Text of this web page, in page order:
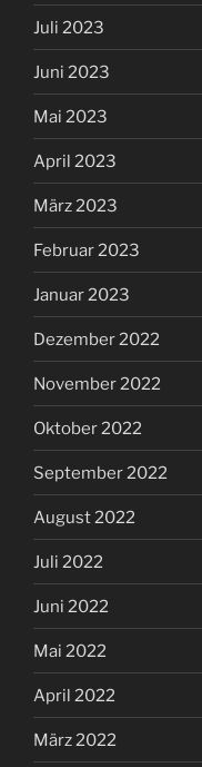
Juli 2023
Juni 2023
Mai 2023
April 2023
März 2023
Februar 2023
Januar 2023
Dezember 2022
November 2022
Oktober 2022
September 2022
August 2022
Juli 2022
Juni 2022
Mai 2022
April 2022
März 2022